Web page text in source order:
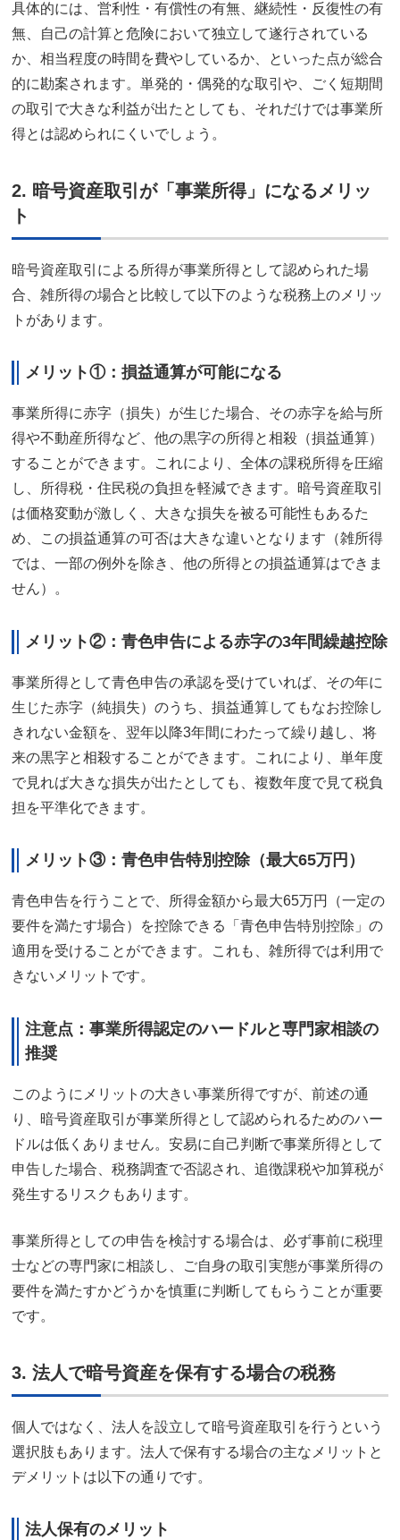
具体的には、営利性・有償性の有無、継続性・反復性の有
無、自己の計算と危険において独立して遂行されている
か、相当程度の時間を費やしているか、といった点が総合
的に勘案されます。単発的・偶発的な取引や、ごく短期間
の取引で大きな利益が出たとしても、それだけでは事業所
得とは認められにくいでしょう。
2. 暗号資産取引が「事業所得」になるメリッ
ト
暗号資産取引による所得が事業所得として認められた場
合、雑所得の場合と比較して以下のような税務上のメリッ
トがあります。
メリット①：損益通算が可能になる
事業所得に赤字（損失）が生じた場合、その赤字を給与所
得や不動産所得など、他の黒字の所得と相殺（損益通算）
することができます。これにより、全体の課税所得を圧縮
し、所得税・住民税の負担を軽減できます。暗号資産取引
は価格変動が激しく、大きな損失を被る可能性もあるた
め、この損益通算の可否は大きな違いとなります（雑所得
では、一部の例外を除き、他の所得との損益通算はできま
せん）。
メリット②：青色申告による赤字の3年間繰越控除
事業所得として青色申告の承認を受けていれば、その年に
生じた赤字（純損失）のうち、損益通算してもなお控除し
きれない金額を、翌年以降3年間にわたって繰り越し、将
来の黒字と相殺することができます。これにより、単年度
で見れば大きな損失が出たとしても、複数年度で見て税負
担を平準化できます。
メリット③：青色申告特別控除（最大65万円）
青色申告を行うことで、所得金額から最大65万円（一定の
要件を満たす場合）を控除できる「青色申告特別控除」の
適用を受けることができます。これも、雑所得では利用で
きないメリットです。
注意点：事業所得認定のハードルと専門家相談の
推奨
このようにメリットの大きい事業所得ですが、前述の通
り、暗号資産取引が事業所得として認められるためのハー
ドルは低くありません。安易に自己判断で事業所得として
申告した場合、税務調査で否認され、追徴課税や加算税が
発生するリスクもあります。
事業所得としての申告を検討する場合は、必ず事前に税理
士などの専門家に相談し、ご自身の取引実態が事業所得の
要件を満たすかどうかを慎重に判断してもらうことが重要
です。
3. 法人で暗号資産を保有する場合の税務
個人ではなく、法人を設立して暗号資産取引を行うという
選択肢もあります。法人で保有する場合の主なメリットと
デメリットは以下の通りです。
法人保有のメリット